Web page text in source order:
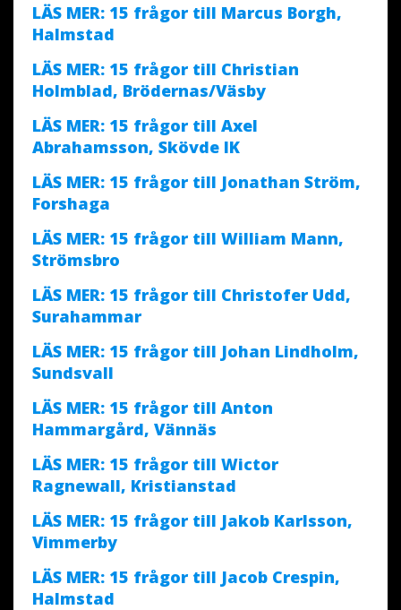
LÄS MER: 15 frågor till Marcus Borgh,
Halmstad
LÄS MER: 15 frågor till Christian
Holmblad, Brödernas/Väsby
LÄS MER: 15 frågor till Axel
Abrahamsson, Skövde IK
LÄS MER: 15 frågor till Jonathan Ström,
Forshaga
LÄS MER: 15 frågor till William Mann,
Strömsbro
LÄS MER: 15 frågor till Christofer Udd,
Surahammar
LÄS MER: 15 frågor till Johan Lindholm,
Sundsvall
LÄS MER: 15 frågor till Anton
Hammargård, Vännäs
LÄS MER: 15 frågor till Wictor
Ragnewall, Kristianstad
LÄS MER: 15 frågor till Jakob Karlsson,
Vimmerby
LÄS MER: 15 frågor till Jacob Crespin,
Halmstad